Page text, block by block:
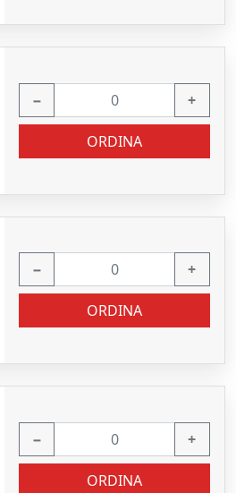
− +
ORDINA
− +
ORDINA
− +
ORDINA